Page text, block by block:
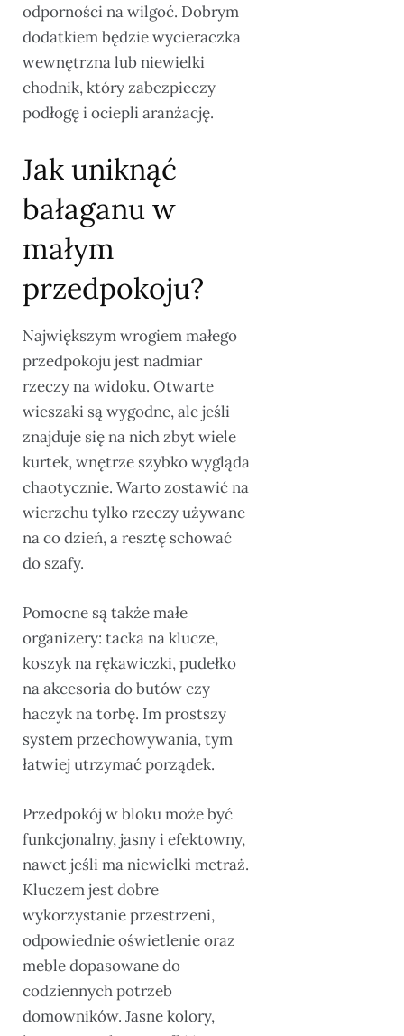
odporności na wilgoć. Dobrym
dodatkiem będzie wycieraczka
wewnętrzna lub niewielki
chodnik, który zabezpieczy
podłogę i ociepli aranżację.
Jak uniknąć
bałaganu w
małym
przedpokoju?
Największym wrogiem małego
przedpokoju jest nadmiar
rzeczy na widoku. Otwarte
wieszaki są wygodne, ale jeśli
znajduje się na nich zbyt wiele
kurtek, wnętrze szybko wygląda
chaotycznie. Warto zostawić na
wierzchu tylko rzeczy używane
na co dzień, a resztę schować
do szafy.
Pomocne są także małe
organizery: tacka na klucze,
koszyk na rękawiczki, pudełko
na akcesoria do butów czy
haczyk na torbę. Im prostszy
system przechowywania, tym
łatwiej utrzymać porządek.
Przedpokój w bloku może być
funkcjonalny, jasny i efektowny,
nawet jeśli ma niewielki metraż.
Kluczem jest dobre
wykorzystanie przestrzeni,
odpowiednie oświetlenie oraz
meble dopasowane do
codziennych potrzeb
domowników. Jasne kolory,